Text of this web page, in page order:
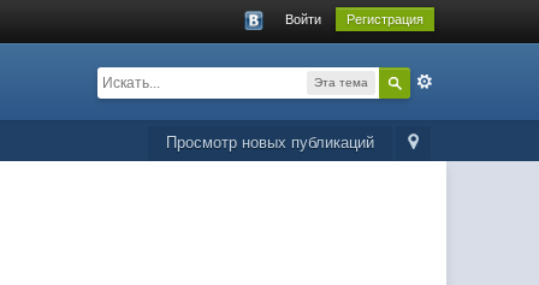
Войти Регистрация
Эта тема
Просмотр новых публикаций